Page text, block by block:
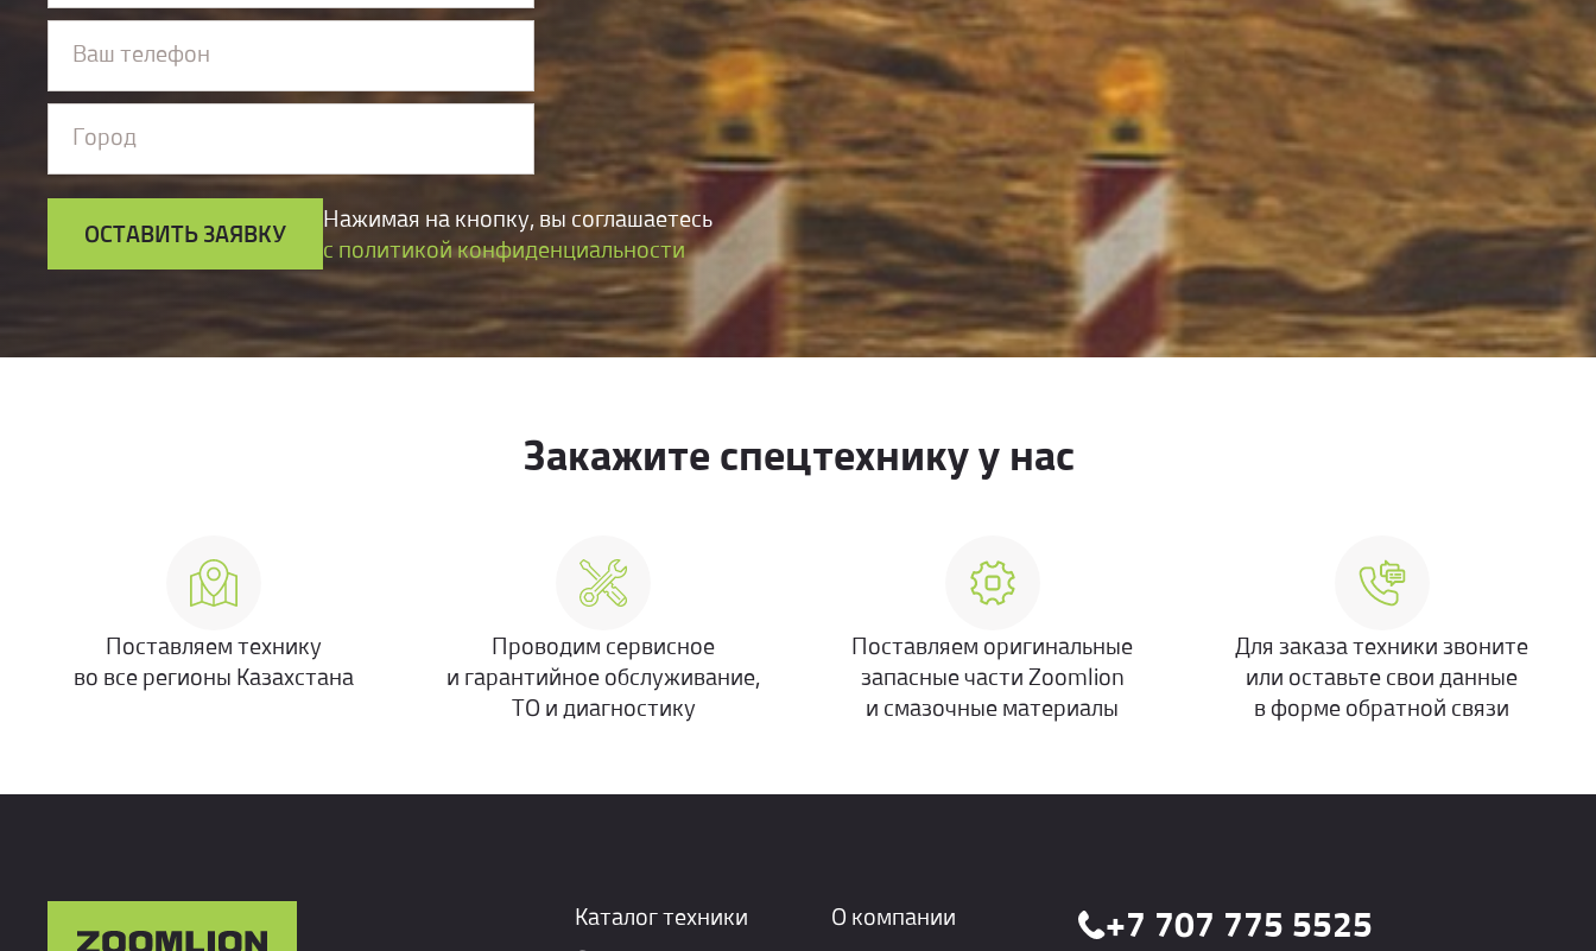
Ваш телефон
Город
ОСТАВИТЬ ЗАЯВКУ
Нажимая на кнопку, вы соглашаетесь
с политикой конфиденциальности
Закажите спецтехнику у нас
Поставляем технику
во все регионы Казахстана
Проводим сервисное
и гарантийное обслуживание,
ТО и диагностику
Поставляем оригинальные
запасные части Zoomlion
и смазочные материалы
Для заказа техники звоните
или оставьте свои данные
в форме обратной связи
Каталог техники
О компании
+7 707 775 5525